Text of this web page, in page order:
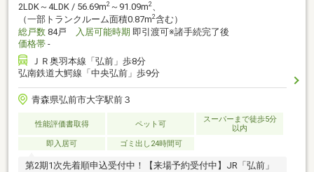
2LDK～4LDK / 56.69m2 ～91.09m2、
（一部トランクルーム面積0.87m2含む）
総戸数 84戸 入居可能時期 即引渡可※諸手続完了後
価格帯 -
ＪＲ奥羽本線「弘前」歩8分
弘南鉄道大鰐線「中央弘前」歩9分
青森県弘前市大字駅前３
性能評価書取得 ペット可
スーパーまで徒歩5分
以内
即入居可
ゴミ出し24時間可
第2期1次先着順申込受付中！【来場予約受付中】JR「弘前」